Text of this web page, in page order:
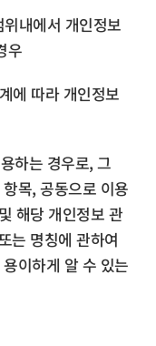
내에서 개인정보
우
에 따라 개인정보
하는 경우로, 그
목, 공동으로 이용
해당 개인정보 관
는 명칭에 관하여
이하게 알 수 있는